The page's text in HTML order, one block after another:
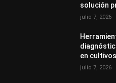
solución
julio 7, 2026
en
julio 7, 2026